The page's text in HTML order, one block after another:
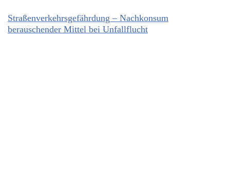
Straßenverkehrsgefährdung – Nachkonsum
berauschender Mittel bei Unfallflucht